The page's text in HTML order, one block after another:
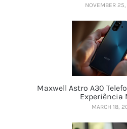
NOVEMBER
Maxwell Astro A30
Experiência
MARCH 18,